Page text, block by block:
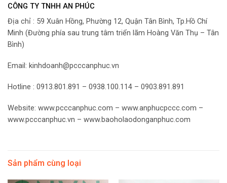
CÔNG TY TNHH AN PHÚC
Địa chỉ : 59 Xuân Hồng, Phường 12, Quận Tân Bình, Tp.Hồ Chí
Minh (Đường phía sau trung tâm triển lãm Hoàng Văn Thụ – Tân
Bình)
Email: kinhdoanh@pcccanphuc.vn
Hotline : 0913.801.891 – 0938.100.114 – 0903.891.891
Website: www.pcccanphuc.com – www.anphucpccc.com –
www.pcccanphuc.vn – www.baoholaodonganphuc.com
Sản phẩm cùng loại